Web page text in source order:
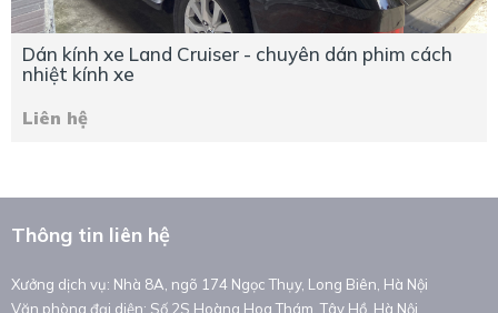
Dán kính xe Land Cruiser - chuyên dán phim cách
nhiệt kính xe
Liên hệ
Thông tin liên hệ
Xưởng dịch vụ: Nhà 8A, ngõ 174 Ngọc Thụy, Long Biên, Hà Nội
Văn phòng đại diện: Số 2S Hoàng Hoa Thám, Tây Hồ, Hà Nội